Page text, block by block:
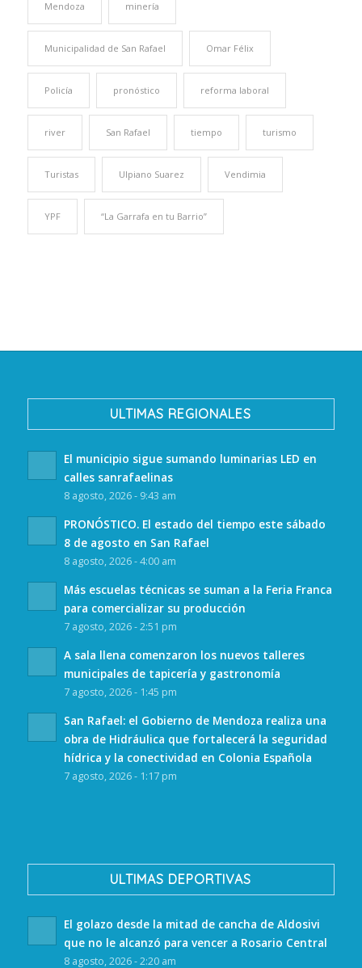
Mendoza minería
Municipalidad de San Rafael Omar Félix
Policía pronóstico reforma laboral
river San Rafael tiempo turismo
Turistas Ulpiano Suarez Vendimia
YPF “La Garrafa en tu Barrio”
ULTIMAS REGIONALES
El municipio sigue sumando luminarias LED en
calles sanrafaelinas
8 agosto, 2026 - 9:43 am
PRONÓSTICO. El estado del tiempo este sábado
8 de agosto en San Rafael
8 agosto, 2026 - 4:00 am
Más escuelas técnicas se suman a la Feria Franca
para comercializar su producción
7 agosto, 2026 - 2:51 pm
A sala llena comenzaron los nuevos talleres
municipales de tapicería y gastronomía
7 agosto, 2026 - 1:45 pm
San Rafael: el Gobierno de Mendoza realiza una
obra de Hidráulica que fortalecerá la seguridad
hídrica y la conectividad en Colonia Española
7 agosto, 2026 - 1:17 pm
ULTIMAS DEPORTIVAS
El golazo desde la mitad de cancha de Aldosivi
que no le alcanzó para vencer a Rosario Central
8 agosto, 2026 - 2:20 am